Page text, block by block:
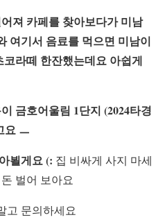
져 카페를 찾아보다가 미남
여기서 음료를 먹으면 미남이
코라떼 한잔했는데요 아쉽게
금호어울림 1단지 (2024타경
요 ㅡ
뵐게요 (: 집 비싸게 사지 마세
벌어 보아요
고 문의하세요